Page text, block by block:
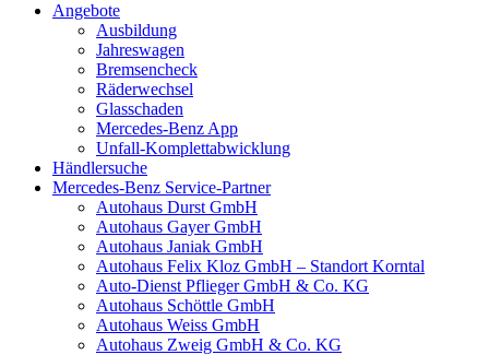
Angebote
Ausbildung
Jahreswagen
Bremsencheck
Räderwechsel
Glasschaden
Mercedes-Benz App
Unfall-Komplettabwicklung
Händlersuche
Mercedes-Benz Service-Partner
Autohaus Durst GmbH
Autohaus Gayer GmbH
Autohaus Janiak GmbH
Autohaus Felix Kloz GmbH – Standort Korntal
Auto-Dienst Pflieger GmbH & Co. KG
Autohaus Schöttle GmbH
Autohaus Weiss GmbH
Autohaus Zweig GmbH & Co. KG